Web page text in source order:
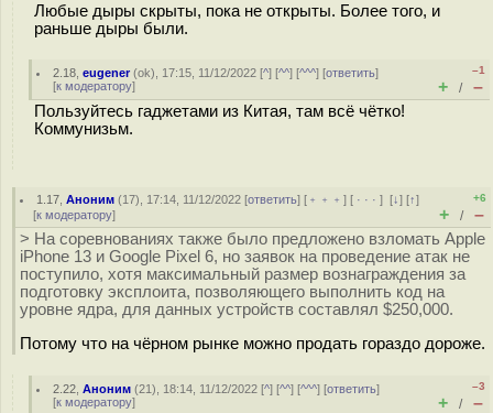
Любые дыры скрыты, пока не открыты. Более того, и
раньше дыры были.
2.18 ,eugener(ok), 17:15, 11/12/2022 [^] [^^] [^^^] [ответить]
[к модератору]
–1
+ / –
Пользуйтесь гаджетами из Китая, там всё чётко!
Коммунизьм.
1.17 ,Аноним (17), 17:14, 11/12/2022 [ответить] [ ﹢﹢﹢] [ · · ·][↓] [↑]
[к модератору]
+6
+ / –
> На соревнованиях также было предложено взломать Apple
iPhone 13 и Google Pixel 6, но заявок на проведение атак не
поступило, хотя максимальный размер вознаграждения за
подготовку эксплоита, позволяющего выполнить код на
уровне ядра, для данных устройств составлял $250,000.
Потому что на чёрном рынке можно продать гораздо дороже.
2.22 ,Аноним (21), 18:14, 11/12/2022 [^] [^^] [^^^] [ответить]
[к модератору]
–3
+ / –